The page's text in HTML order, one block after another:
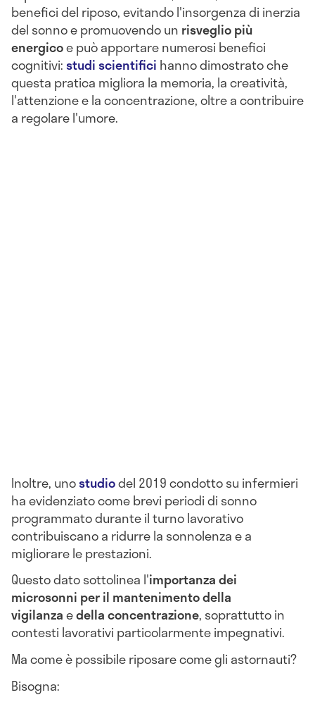
benefici del riposo, evitando l'insorgenza di inerzia
del sonno e promuovendo un risveglio più
energicoe può apportare numerosi benefici
cognitivi:studi scientifici hanno dimostrato che
questa pratica migliora la memoria, la creatività,
l'attenzione e la concentrazione, oltre a contribuire
a regolare l'umore.
Inoltre, unostudiodel 2019 condotto su infermieri
ha evidenziato come brevi periodi di sonno
programmato durante il turno lavorativo
contribuiscano a ridurre la sonnolenza e a
migliorare le prestazioni.
Questo dato sottolinea l'importanza dei
microsonni per il mantenimento della
vigilanzaedella concentrazione, soprattutto in
contesti lavorativi particolarmente impegnativi.
Ma come è possibile riposare come gli astornauti?
Bisogna: